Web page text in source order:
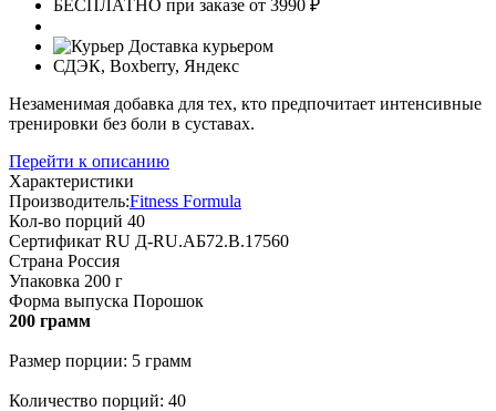
БЕСПЛАТНО при заказе от 3990 ₽
Доставка курьером
СДЭК, Boxberry, Яндекс
Незаменимая добавка для тех, кто предпочитает интенсивные
тренировки без боли в суставах.
Перейти к описанию
Характеристики
Производитель:Fitness Formula
Кол-во порций 40
Сертификат RU Д-RU.АБ72.В.17560
Страна Россия
Упаковка 200 г
Форма выпуска Порошок
200 грамм
Размер порции: 5 грамм
Количество порций: 40